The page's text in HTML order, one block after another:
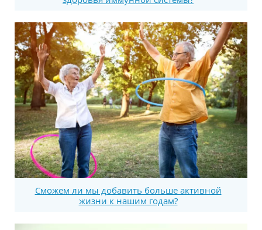
Сможем ли мы добавить больше активной
жизни к нашим годам?